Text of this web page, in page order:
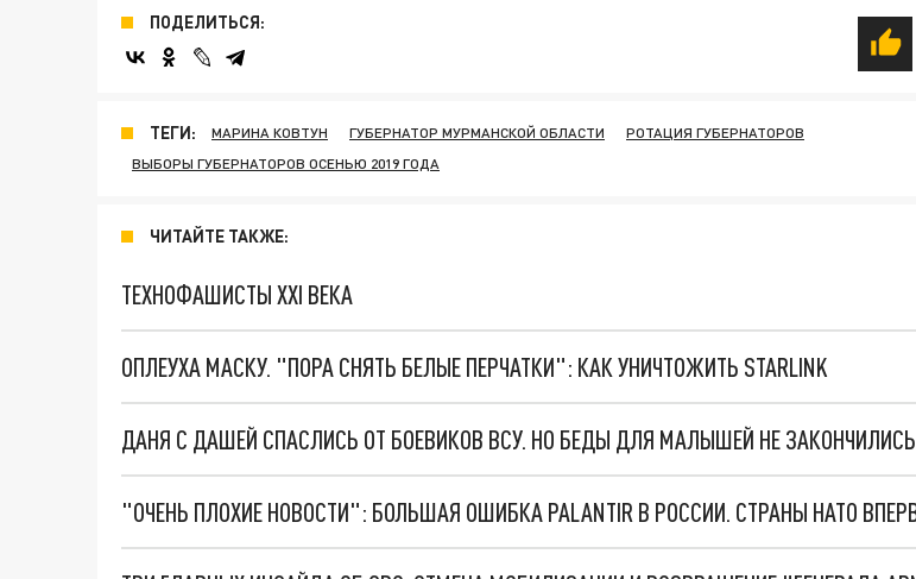
ПОДЕЛИТЬСЯ:
ТЕГИ: МАРИНА КОВТУН ГУБЕРНАТОР МУРМАНСКОЙ ОБЛАСТИ
РОТАЦИЯ ГУБЕРНАТОРОВ
ВЫБОРЫ ГУБЕРНАТОРОВ ОСЕНЬЮ 2019 ГОДА
ЧИТАЙТЕ ТАКЖЕ:
ТЕХНОФАШИСТЫ XXI ВЕКА
ОПЛЕУХА МАСКУ. "ПОРА СНЯТЬ БЕЛЫЕ ПЕРЧАТКИ": КАК УНИЧТОЖИТЬ STARLINK
ДАНЯ С ДАШЕЙ СПАСЛИСЬ ОТ БОЕВИКОВ ВСУ. НО БЕДЫ ДЛЯ МАЛЫШЕЙ НЕ ЗАКОНЧИЛИСЬ